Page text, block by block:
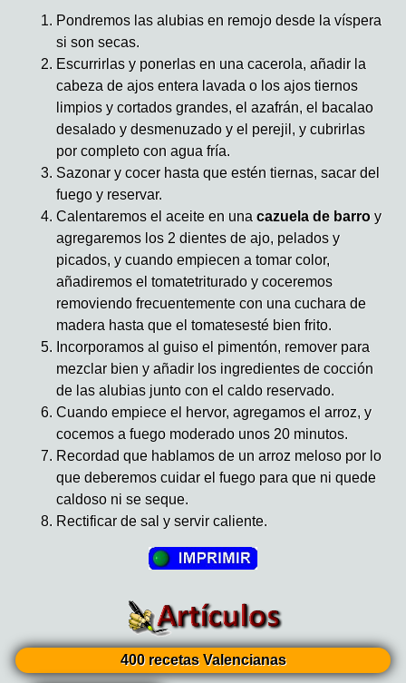
Pondremos las alubias en remojo desde la víspera
si son secas.
Escurrirlas y ponerlas en una cacerola, añadir la
cabeza de ajos entera lavada o los ajos tiernos
limpios y cortados grandes, el azafrán, el bacalao
desalado y desmenuzado y el perejil, y cubrirlas
por completo con agua fría.
Sazonar y cocer hasta que estén tiernas, sacar del
fuego y reservar.
Calentaremos el aceite en unacazuela de barro y
agregaremos los 2 dientes de ajo, pelados y
picados, y cuando empiecen a tomar color,
añadiremos el tomatetriturado y coceremos
removiendo frecuentemente con una cuchara de
madera hasta que el tomatesesté bien frito.
Incorporamos al guiso el pimentón, remover para
mezclar bien y añadir los ingredientes de cocción
de las alubias junto con el caldo reservado.
Cuando empiece el hervor, agregamos el arroz, y
cocemos a fuego moderado unos 20 minutos.
Recordad que hablamos de un arroz meloso por lo
que deberemos cuidar el fuego para que ni quede
caldoso ni se seque.
Rectificar de sal y servir caliente.
400 recetas Valencianas